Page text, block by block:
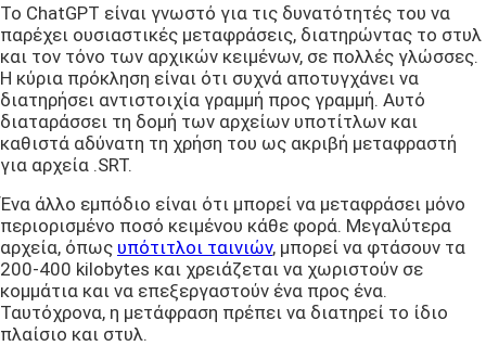
Το ChatGPT είναι γνωστό για τις δυνατότητές του να
παρέχει ουσιαστικές μεταφράσεις, διατηρώντας το στυλ
και τον τόνο των αρχικών κειμένων, σε πολλές γλώσσες.
Η κύρια πρόκληση είναι ότι συχνά αποτυγχάνει να
διατηρήσει αντιστοιχία γραμμή προς γραμμή. Αυτό
διαταράσσει τη δομή των αρχείων υποτίτλων και
καθιστά αδύνατη τη χρήση του ως ακριβή μεταφραστή
για αρχεία .SRT.
Ένα άλλο εμπόδιο είναι ότι μπορεί να μεταφράσει μόνο
περιορισμένο ποσό κειμένου κάθε φορά. Μεγαλύτερα
αρχεία, όπως υπότιτλοι ταινιών, μπορεί να φτάσουν τα
200-400 kilobytes και χρειάζεται να χωριστούν σε
κομμάτια και να επεξεργαστούν ένα προς ένα.
Ταυτόχρονα, η μετάφραση πρέπει να διατηρεί το ίδιο
πλαίσιο και στυλ.